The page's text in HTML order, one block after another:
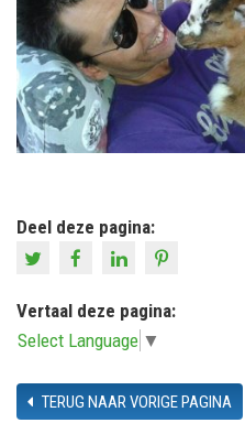
Deel deze pagina:
Vertaal deze pagina:
Select Language ▼
TERUG NAAR VORIGE PAGINA